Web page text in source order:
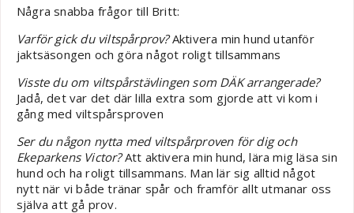
Några snabba frågor till Britt:
Varför gick du viltspårprov?Aktivera min hund utanför
jaktsäsongen och göra något roligt tillsammans
Visste du om viltspårstävlingen som DÄK arrangerade?
Jadå, det var det där lilla extra som gjorde att vi kom i
gång med viltspårsproven
Ser du någon nytta med viltspårproven för dig och
Ekeparkens Victor?Att aktivera min hund, lära mig läsa sin
hund och ha roligt tillsammans. Man lär sig alltid något
nytt när vi både tränar spår och framför allt utmanar oss
själva att gå prov.